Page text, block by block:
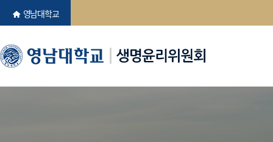
영남대학교